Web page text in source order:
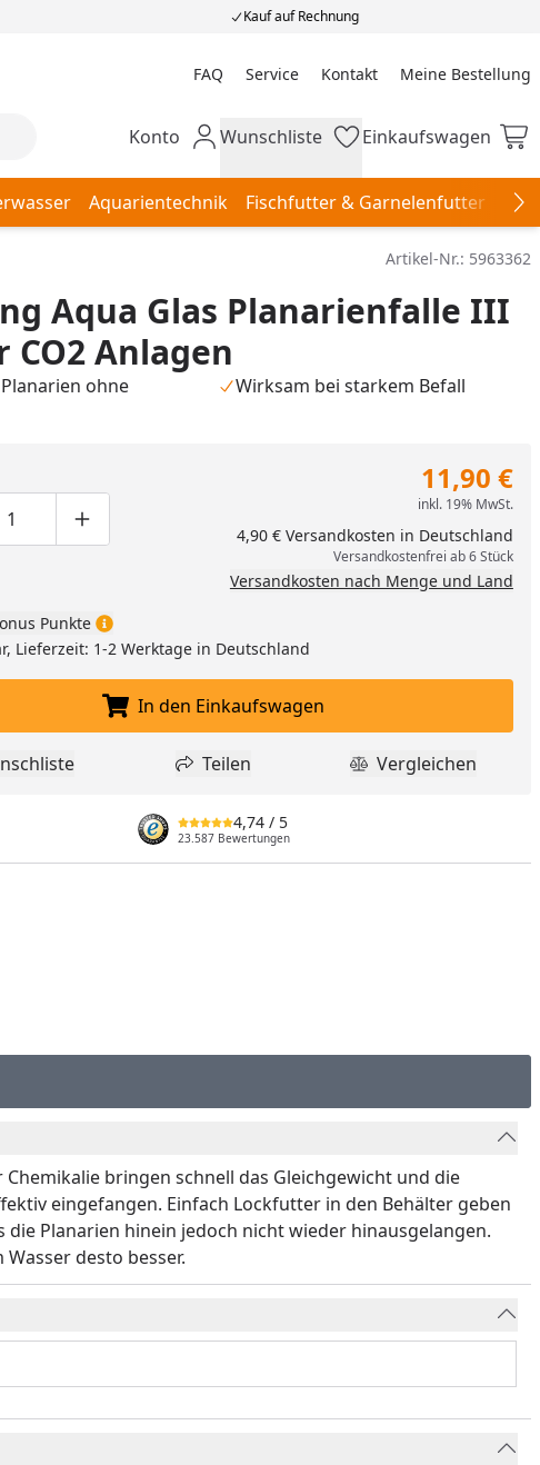
Kauf auf Rechnung
FAQ Service Kontakt Meine Bestellung
Meine Bestellung
Mein Konto
Konto Wunschliste
Wunschliste Einkaufswagen
Einkaufswagen
Aquarientechnik Fischfutter & Garnelenfutter
Artikel-Nr.: 5963362
hinzufügen
Aqua Glas Planarienfalle III
CO2 Anlagen
ohne
Wirksam bei starkem Befall
um eins verringern
Produktmenge manuell eingeben
Produktmenge um eins erhöhen
11,90 €
inkl. 19% MwSt.
4,90 € Versandkosten in Deutschland
Versandkostenfrei ab 6 Stück
Versandkosten nach Menge und Land
Punkte
Lieferzeit: 1-2 Werktage in Deutschland
In den Einkaufswagen legen
In den Einkaufswagen
Produkt zur Wunschliste hinzufügen
Teilen
Teilen Produkt
Vergleichen
4,74 / 5
23.587 Bewertungen
bringen schnell das Gleichgewicht und die
eingefangen. Einfach Lockfutter in den Behälter geben
Planarien hinein jedoch nicht wieder hinausgelangen.
desto besser.